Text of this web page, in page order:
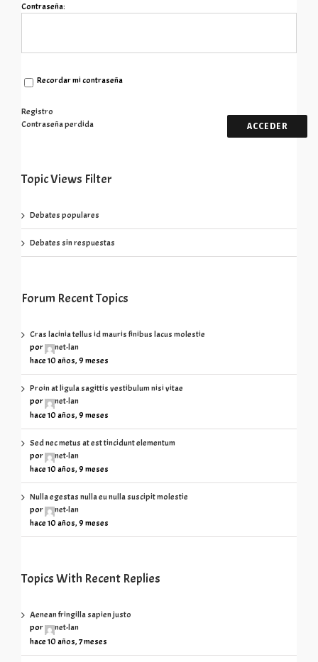
Contraseña:
Recordar mi contraseña
ACCEDER
Registro
Contraseña perdida
Topic Views Filter
Debates populares
Debates sin respuestas
Forum Recent Topics
Cras lacinia tellus id mauris finibus lacus molestie
por
net-lan
hace 10 años, 9 meses
Proin at ligula sagittis vestibulum nisi vitae
por
net-lan
hace 10 años, 9 meses
Sed nec metus at est tincidunt elementum
por
net-lan
hace 10 años, 9 meses
Nulla egestas nulla eu nulla suscipit molestie
por
net-lan
hace 10 años, 9 meses
Topics With Recent Replies
Aenean fringilla sapien justo
por
net-lan
hace 10 años, 7 meses